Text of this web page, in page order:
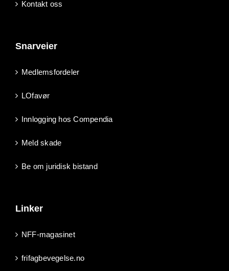
Kontakt oss
Snarveier
Medlemsfordeler
LOfavør
Innlogging hos Compendia
Meld skade
Be om juridisk bistand
Linker
NFF-magasinet
frifagbevegelse.no